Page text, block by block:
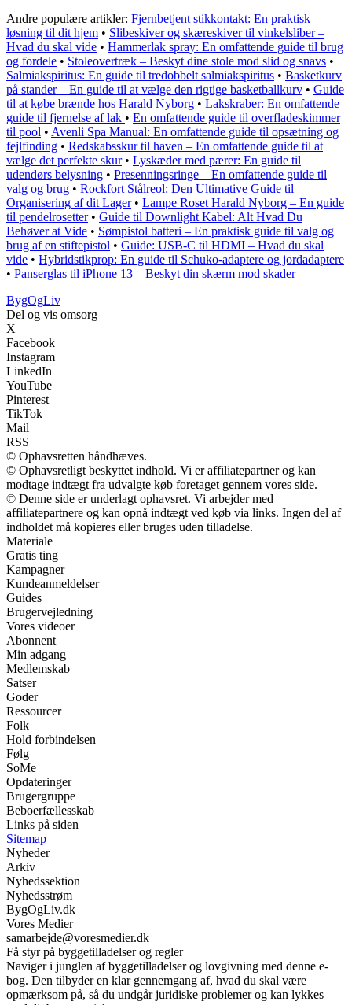
Andre populære artikler: Fjernbetjent stikkontakt: En praktisk
løsning til dit hjem • Slibeskiver og skæreskiver til vinkelsliber –
Hvad du skal vide • Hammerlak spray: En omfattende guide til brug
og fordele • Stoleovertræk – Beskyt dine stole mod slid og snavs •
Salmiakspiritus: En guide til tredobbelt salmiakspiritus • Basketkurv
på stander – En guide til at vælge den rigtige basketballkurv • Guide
til at købe brænde hos Harald Nyborg • Lakskraber: En omfattende
guide til fjernelse af lak • En omfattende guide til overfladeskimmer
til pool • Avenli Spa Manual: En omfattende guide til opsætning og
fejlfinding • Redskabsskur til haven – En omfattende guide til at
vælge det perfekte skur• Lyskæder med pærer: En guide til
udendørs belysning • Presenningsringe – En omfattende guide til
valg og brug • Rockfort Stålreol: Den Ultimative Guide til
Organisering af dit Lager• Lampe Roset Harald Nyborg – En guide
til pendelrosetter• Guide til Downlight Kabel: Alt Hvad Du
Behøver at Vide • Sømpistol batteri – En praktisk guide til valg og
brug af en stiftepistol • Guide: USB-C til HDMI – Hvad du skal
vide • Hybridstikprop: En guide til Schuko-adaptere og jordadaptere
• Panserglas til iPhone 13 – Beskyt din skærm mod skader
BygOgLiv
Del og vis omsorg
X
Facebook
Instagram
LinkedIn
YouTube
Pinterest
TikTok
Mail
RSS
© Ophavsretten håndhæves.
© Ophavsretligt beskyttet indhold. Vi er affiliatepartner og kan
modtage indtægt fra udvalgte køb foretaget gennem vores side.
© Denne side er underlagt ophavsret. Vi arbejder med
affiliatepartnere og kan opnå indtægt ved køb via links. Ingen del af
indholdet må kopieres eller bruges uden tilladelse.
Materiale
Gratis ting
Kampagner
Kundeanmeldelser
Guides
Brugervejledning
Vores videoer
Abonnent
Min adgang
Medlemskab
Satser
Goder
Ressourcer
Folk
Hold forbindelsen
Følg
SoMe
Opdateringer
Brugergruppe
Beboerfællesskab
Links på siden
Sitemap
Nyheder
Arkiv
Nyhedssektion
Nyhedsstrøm
BygOgLiv.dk
Vores Medier
samarbejde@voresmedier.dk
Få styr på byggetilladelser og regler
Naviger i junglen af byggetilladelser og lovgivning med denne e-
bog. Den tilbyder en klar gennemgang af, hvad du skal være
opmærksom på, så du undgår juridiske problemer og kan lykkes